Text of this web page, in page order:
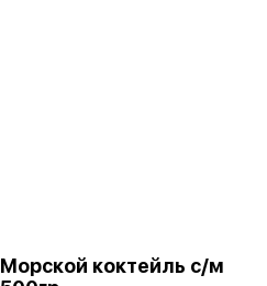
Морской коктейль с/м